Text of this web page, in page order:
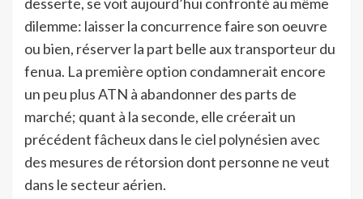
desserte, se voit aujourd’hui confronté au même
dilemme: laisser la concurrence faire son oeuvre
ou bien, réserver la part belle aux transporteur du
fenua. La première option condamnerait encore
un peu plus ATN à abandonner des parts de
marché; quant à la seconde, elle créerait un
précédent fâcheux dans le ciel polynésien avec
des mesures de rétorsion dont personne ne veut
dans le secteur aérien.